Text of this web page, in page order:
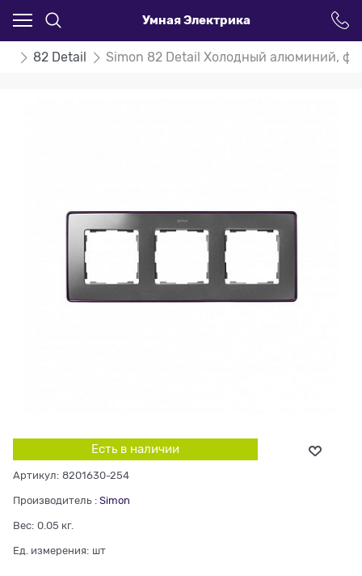
Умная Электрика
82 Detail Simon 82 Detail Холодный алюминий,
Есть в наличии
Артикул: 8201630-254
Производитель : Simon
Вес: 0.05 кг.
Ед. измерения: шт